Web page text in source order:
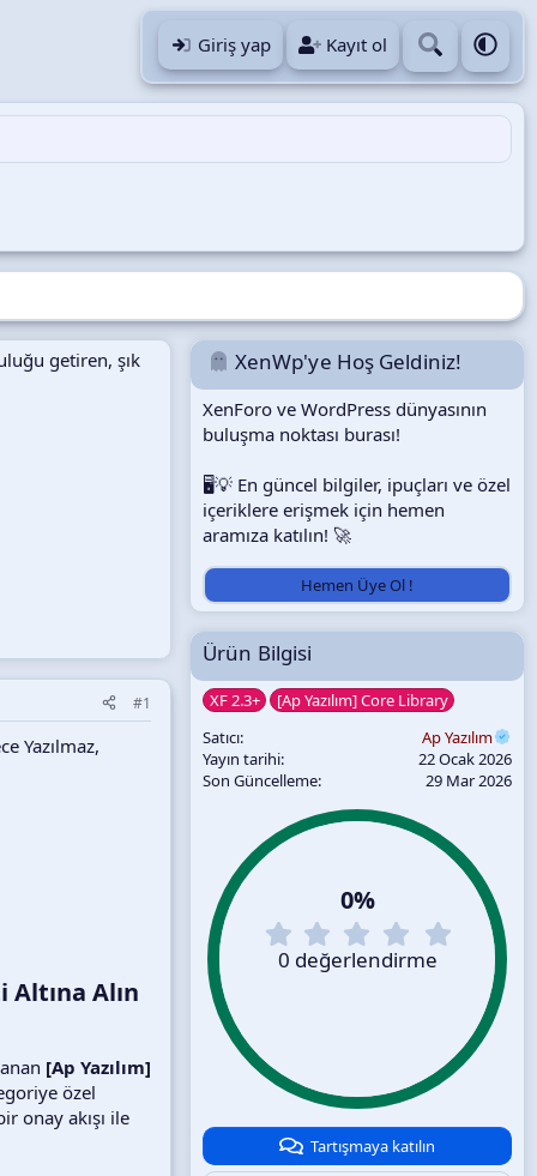
Giriş yap Kayıt ol
getiren, şık
#1
Yazılmaz,
Alın
[Ap Yazılım]
özel
onay akışı ile
XenWp'ye Hoş Geldiniz!
XenForo ve WordPress dünyasının
buluşma noktası burası!
🖥️💡 En güncel bilgiler, ipuçları ve özel
içeriklere erişmek için hemen
aramıza katılın! 🚀
Hemen Üye Ol !
Ürün Bilgisi
XF 2.3+
[Ap Yazılım] Core Library
Satıcı
Ap Yazılım
Yayın tarihi
22 Ocak 2026
Son Güncelleme
29 Mar 2026
0%
ı
l
ı
0 değerlendirme
Tartışmaya katılın